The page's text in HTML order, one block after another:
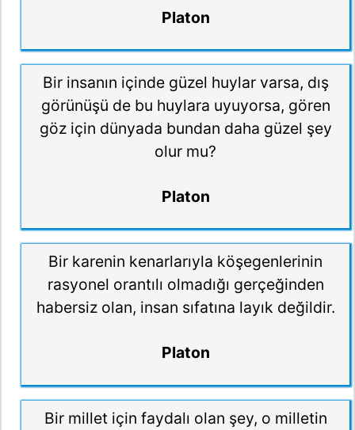
Platon
Bir insanın içinde güzel huylar varsa, dış
görünüşü de bu huylara uyuyorsa, gören
göz için dünyada bundan daha güzel şey
olur mu?
Platon
Bir karenin kenarlarıyla köşegenlerinin
rasyonel orantılı olmadığı gerçeğinden
habersiz olan, insan sıfatına layık değildir.
Platon
Bir millet için faydalı olan şey, o milletin